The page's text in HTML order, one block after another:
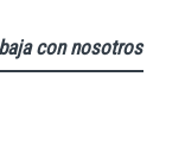
con nosotros